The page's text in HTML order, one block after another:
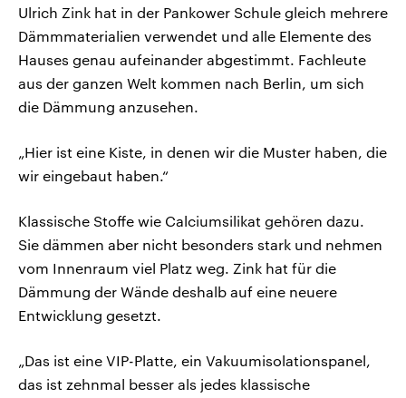
Ulrich Zink hat in der Pankower Schule gleich mehrere
Dämmmaterialien verwendet und alle Elemente des
Hauses genau aufeinander abgestimmt. Fachleute
aus der ganzen Welt kommen nach Berlin, um sich
die Dämmung anzusehen.
„Hier ist eine Kiste, in denen wir die Muster haben, die
wir eingebaut haben.“
Klassische Stoffe wie Calciumsilikat gehören dazu.
Sie dämmen aber nicht besonders stark und nehmen
vom Innenraum viel Platz weg. Zink hat für die
Dämmung der Wände deshalb auf eine neuere
Entwicklung gesetzt.
„Das ist eine VIP-Platte, ein Vakuumisolationspanel,
das ist zehnmal besser als jedes klassische